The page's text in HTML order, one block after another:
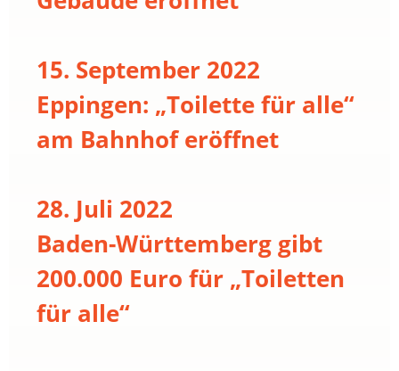
15. September 2022
Eppingen: „Toilette für alle“
am Bahnhof eröffnet
28. Juli 2022
Baden-Württemberg gibt
200.000 Euro für „Toiletten
für alle“